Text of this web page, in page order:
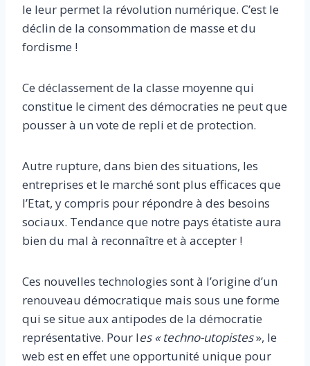
le leur permet la révolution numérique. C’est le
déclin de la consommation de masse et du
fordisme !
Ce déclassement de la classe moyenne qui
constitue le ciment des démocraties ne peut que
pousser à un vote de repli et de protection.
Autre rupture, dans bien des situations, les
entreprises et le marché sont plus efficaces que
l’Etat, y compris pour répondre à des besoins
sociaux. Tendance que notre pays étatiste aura
bien du mal à reconnaître et à accepter !
Ces nouvelles technologies sont à l’origine d’un
renouveau démocratique mais sous une forme
qui se situe aux antipodes de la démocratie
représentative. Pour les « techno-utopistes», le
web est en effet une opportunité unique pour